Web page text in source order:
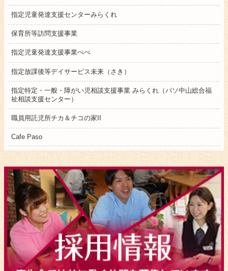
指定児童発達支援センターみらくれ
保育所等訪問支援事業
指定児童発達支援事業ぺぺ
指定放課後等デイサービス未来（さき）
指定特定・一般・障がい児相談支援事業 みらくれ（パソ中山総合福
祉相談支援センター）
職員用託児所チカ＆チコの家II
Cafe Paso